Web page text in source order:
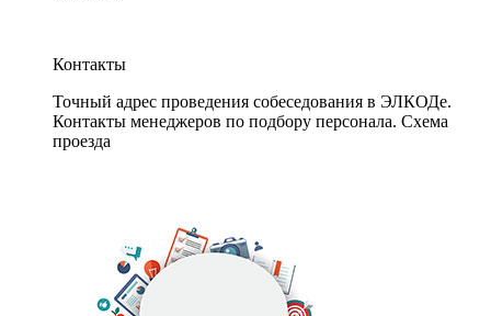
Контакты
Точный адрес проведения собеседования в ЭЛКОДе.
Контакты менеджеров по подбору персонала. Схема
проезда